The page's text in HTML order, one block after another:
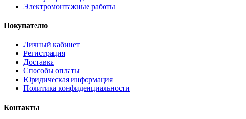
Электромонтажные работы
Покупателю
Личный кабинет
Регистрация
Доставка
Способы оплаты
Юридическая информация
Политика конфиденциальности
Контакты